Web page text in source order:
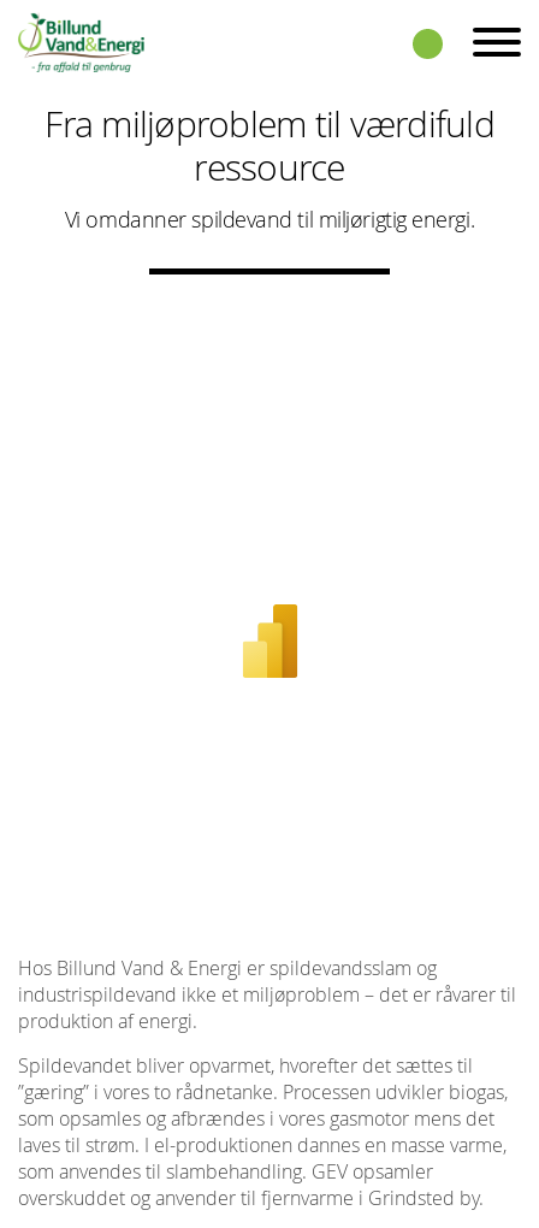
Fra miljøproblem til værdifuld
ressource
Vi omdanner spildevand til miljørigtig energi.
Hos Billund Vand & Energi er spildevandsslam og
industrispildevand ikke et miljøproblem – det er råvarer til
produktion af energi.
Spildevandet bliver opvarmet, hvorefter det sættes til
”gæring” i vores to rådnetanke. Processen udvikler biogas,
som opsamles og afbrændes i vores gasmotor mens det
laves til strøm. I el-produktionen dannes en masse varme,
som anvendes til slambehandling. GEV opsamler
overskuddet og anvender til fjernvarme i Grindsted by.